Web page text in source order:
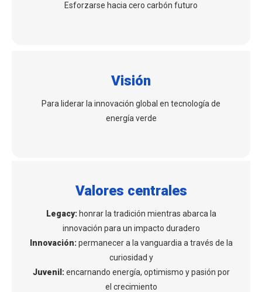
Esforzarse hacia cero carbón futuro
Visión
Para liderar la innovación global en tecnología de
energía verde
Valores centrales
Legacy: honrar la tradición mientras abarca la
innovación para un impacto duradero
Innovación:permanecer a la vanguardia a través de la
curiosidad y
Juvenil:encarnando energía, optimismo y pasión por
el crecimiento